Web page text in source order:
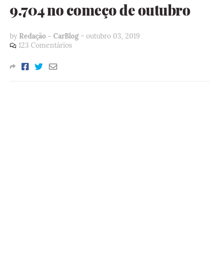
9.704 no começo de outubro
by Redação - CarBlog - outubro 03, 2019
123 Comentários